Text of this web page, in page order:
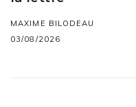
MAXIME BILODEAU
03/08/2026